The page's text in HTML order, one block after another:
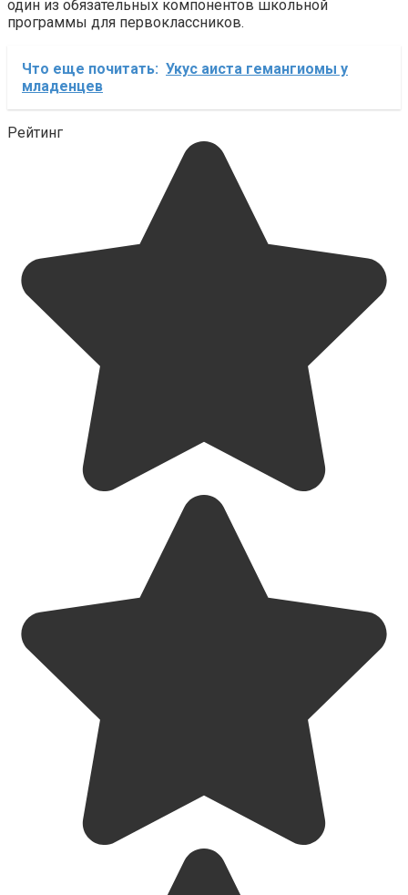
один из обязательных компонентов школьной
программы для первоклассников.
Что еще почитать: Укус аиста гемангиомы у
младенцев
Рейтинг